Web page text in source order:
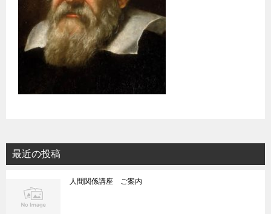
最近の投稿
人間関係講座 ご案内